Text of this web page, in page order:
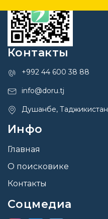
Контакты
+992 44 600 38 88
info@doru.tj
Душанбе, Таджикистан
Инфо
Главная
О поисковике
Контакты
Соцмедиа